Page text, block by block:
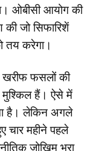
ओबीसी आयोग की
की जो सिफारिशें
तय करेगा।
खरीफ फसलों की
मुश्किल हैं। ऐसे में
है। लेकिन अगले
चार महीने पहले
जोखिम भरा